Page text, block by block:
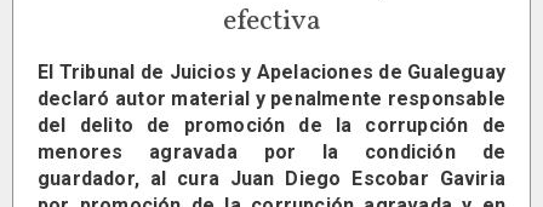
efectiva
El Tribunal de Juicios y Apelaciones de Gualeguay
declaró autor material y penalmente responsable
del delito de promoción de la corrupción de
menores agravada por la condición de
guardador, al cura Juan Diego Escobar Gaviria